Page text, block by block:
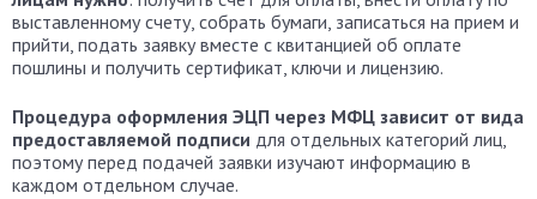
выставленному счету, собрать бумаги, записаться на прием и
прийти, подать заявку вместе с квитанцией об оплате
пошлины и получить сертификат, ключи и лицензию.
Процедура оформления ЭЦП через МФЦ зависит от вида
предоставляемой подписи для отдельных категорий лиц,
поэтому перед подачей заявки изучают информацию в
каждом отдельном случае.